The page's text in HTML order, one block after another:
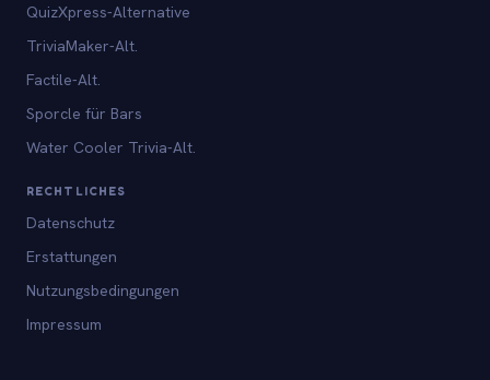
QuizXpress-Alternative
TriviaMaker-Alt.
Factile-Alt.
Sporcle für Bars
Water Cooler Trivia-Alt.
RECHTLICHES
Datenschutz
Erstattungen
Nutzungsbedingungen
Impressum